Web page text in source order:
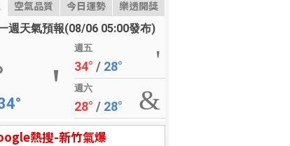
空氣品質 今日運勢 樂透開獎
週天氣預報(08/06 05:00發布)
週五
34° / 28°
週六
28° / 28°
熱搜-新竹氣爆